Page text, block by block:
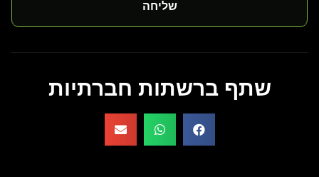
שליחה
שתף ברשתות חברתיות